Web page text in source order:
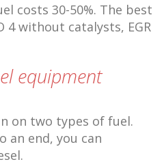
costs 30-50%. The best
4 without catalysts, EGR
equipment
on two types of fuel.
an end, you can